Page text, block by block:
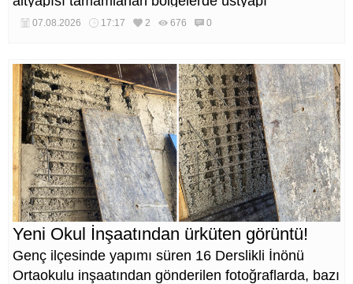
düzenlemeleri de eş zamanlı yürütülüyor.
07.08.2026 17:17 2 676 0
Yeni Okul İnşaatından ürküten görüntü!
Genç ilçesinde yapımı süren 16 Derslikli İnönü
Ortaokulu inşaatından gönderilen fotoğraflarda, bazı